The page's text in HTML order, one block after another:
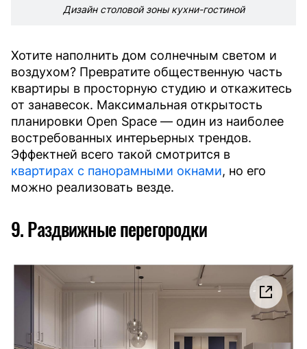
Дизайн столовой зоны кухни-гостиной
Хотите наполнить дом солнечным светом и
воздухом? Превратите общественную часть
квартиры в просторную студию и откажитесь
от занавесок. Максимальная открытость
планировки Open Space — один из наиболее
востребованных интерьерных трендов.
Эффектней всего такой смотрится в
квартирах с панорамными окнами, но его
можно реализовать везде.
9. Раздвижные перегородки